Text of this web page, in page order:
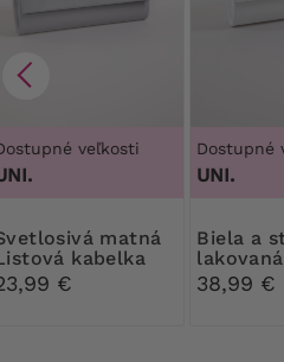
veľkosti
kabelka
€
Dostupné
UNI.
Biela a strieborná
kabelka
38,99 €